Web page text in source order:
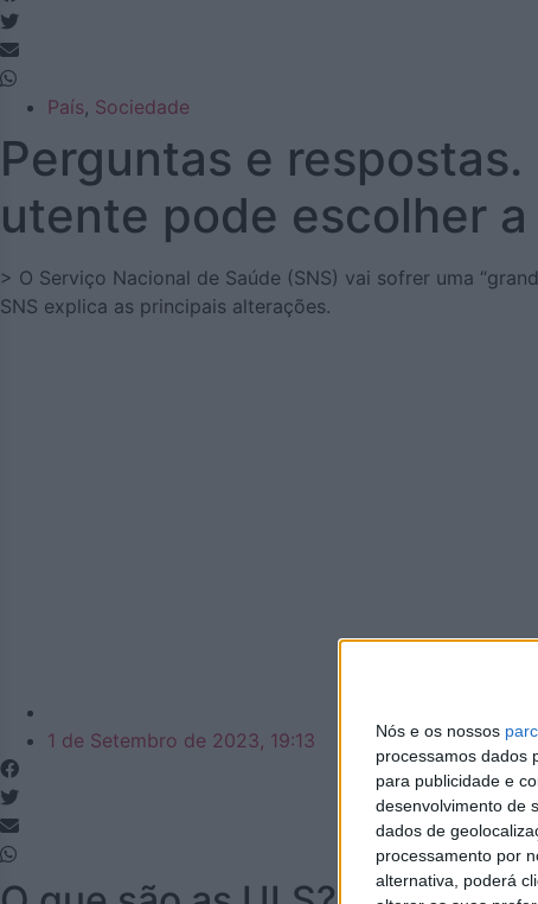
Nós e os nossos
processamos dados
para publicidade e
desenvolvimento de
dados de
processamento por
alternativa, poderá
País, Sociedade
Perguntas e
utente pode escolher a
> O Serviço Nacional de Saúde (SNS) vai sofrer uma
SNS explica as principais alterações.
1 de Setembro de 2023, 19:13